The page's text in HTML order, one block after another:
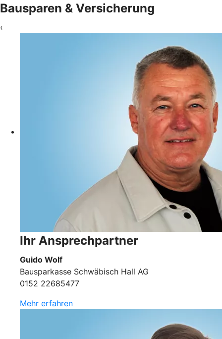
Bausparen & Versicherung
‹
Ihr Ansprechpartner
Guido Wolf
Bausparkasse Schwäbisch Hall AG
0152 22685477
Mehr erfahren